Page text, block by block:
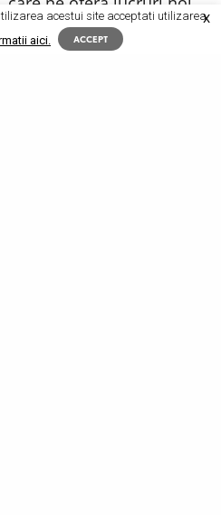
adecvate. Cremele cu
pe piata de la noi, au
acestui site acceptati utilizarea
aici. ACCEPT
X